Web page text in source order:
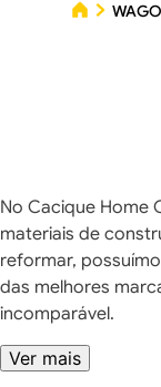
WAGO
No Cacique Home
materiais de
reformar,
das melhores
incomparável.
Ver mais